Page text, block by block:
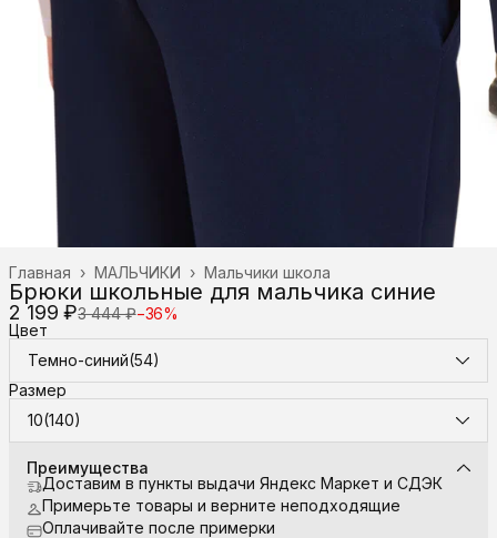
Мальчики школа
МАЛЬЧИКИ ›
Главная ›
Брюки школьные для мальчика синие
2 199 ₽3 444 ₽−36%
Цвет
Темно-синий(54)
Размер
10(140)
Преимущества
Доставим в пункты выдачи Яндекс Маркет и СДЭК
Примерьте товары и верните неподходящие
Оплачивайте после примерки